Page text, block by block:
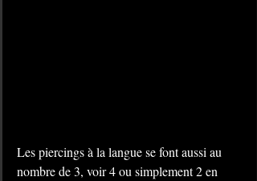
Les piercings à la langue se font aussi au
nombre de 3, voir 4 ou simplement 2 en